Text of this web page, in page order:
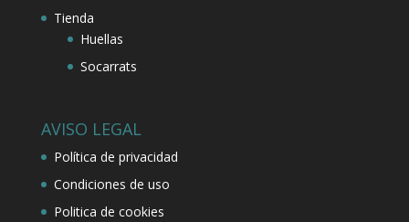
Tienda
Huellas
Socarrats
AVISO LEGAL
Política de privacidad
Condiciones de uso
Politica de cookies